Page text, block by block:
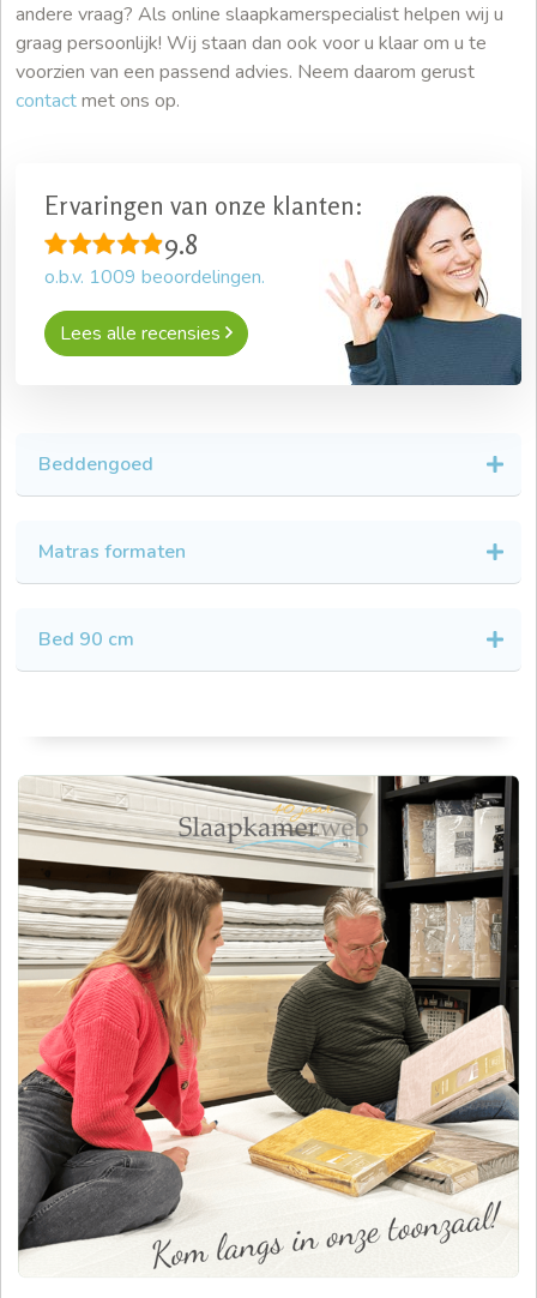
andere vraag? Als online slaapkamerspecialist helpen wij u
graag persoonlijk! Wij staan dan ook voor u klaar om u te
voorzien van een passend advies. Neem daarom gerust
contactmet ons op.
Ervaringen van onze klanten:
9.8
o.b.v. 1009 beoordelingen.
Lees alle recensies
Beddengoed
Matras formaten
Bed 90 cm